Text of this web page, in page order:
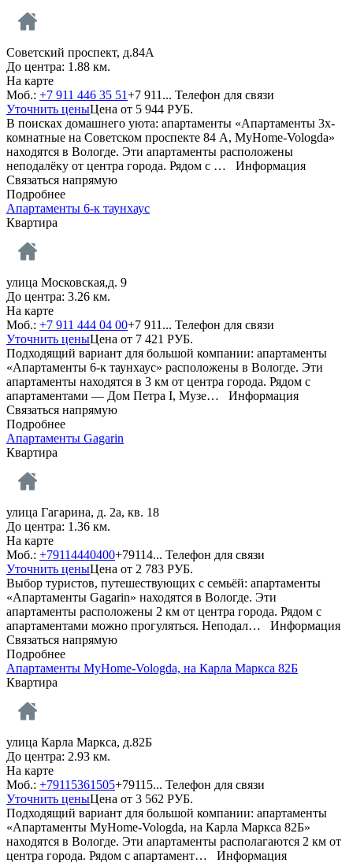
Советский проспект, д.84А
До центра: 1.88 км.
На карте
Моб.: +7 911 446 35 51+7 911... Телефон для связи
Уточнить ценыЦена от 5 944 РУБ.
В поисках домашнего уюта: апартаменты «Апартаменты 3х-
комнатные на Советском проспекте 84 А, MyHome-Vologda»
находятся в Вологде. Эти апартаменты расположены
неподалёку от центра города. Рядом с … Информация
Связаться напрямую
Подробнее
Апартаменты 6-к таунхаус
Квартира
улица Московская,д. 9
До центра: 3.26 км.
На карте
Моб.: +7 911 444 04 00+7 911... Телефон для связи
Уточнить ценыЦена от 7 421 РУБ.
Подходящий вариант для большой компании: апартаменты
«Апартаменты 6-к таунхаус» расположены в Вологде. Эти
апартаменты находятся в 3 км от центра города. Рядом с
апартаментами — Дом Петра I, Музе… Информация
Связаться напрямую
Подробнее
Апартаменты Gagarin
Квартира
улица Гагарина, д. 2а, кв. 18
До центра: 1.36 км.
На карте
Моб.: +79114440400+79114... Телефон для связи
Уточнить ценыЦена от 2 783 РУБ.
Выбор туристов, путешествующих с семьёй: апартаменты
«Апартаменты Gagarin» находятся в Вологде. Эти
апартаменты расположены 2 км от центра города. Рядом с
апартаментами можно прогуляться. Неподал… Информация
Связаться напрямую
Подробнее
Апартаменты MyHome-Vologda, на Карла Маркса 82Б
Квартира
улица Карла Маркса, д.82Б
До центра: 2.93 км.
На карте
Моб.: +79115361505+79115... Телефон для связи
Уточнить ценыЦена от 3 562 РУБ.
Подходящий вариант для большой компании: апартаменты
«Апартаменты MyHome-Vologda, на Карла Маркса 82Б»
находятся в Вологде. Эти апартаменты располагаются 2 км от
центра города. Рядом с апартамент… Информация